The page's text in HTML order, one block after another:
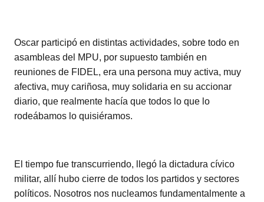
Oscar participó en distintas actividades, sobre todo en
asambleas del MPU, por supuesto también en
reuniones de FIDEL, era una persona muy activa, muy
afectiva, muy cariñosa, muy solidaria en su accionar
diario, que realmente hacía que todos lo que lo
rodeábamos lo quisiéramos.
El tiempo fue transcurriendo, llegó la dictadura cívico
militar, allí hubo cierre de todos los partidos y sectores
políticos. Nosotros nos nucleamos fundamentalmente a